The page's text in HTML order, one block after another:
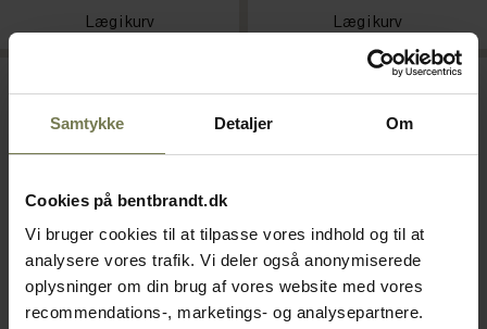
Samtykke Detaljer Om
Cookies på bentbrandt.dk
Vi bruger cookies til at tilpasse vores indhold og til at
analysere vores trafik. Vi deler også anonymiserede
oplysninger om din brug af vores website med vores
recommendations-, marketings- og analysepartnere.
Læg i kurv
Læg i kurv